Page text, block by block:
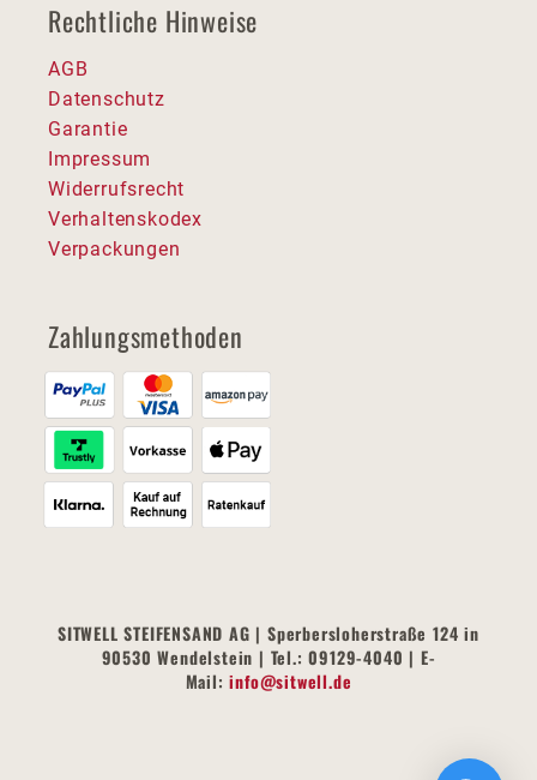
Rechtliche Hinweise
AGB
Datenschutz
Garantie
Impressum
Widerrufsrecht
Verhaltenskodex
Verpackungen
Zahlungsmethoden
SITWELL STEIFENSAND AG | Sperbersloherstraße 124 in
90530 Wendelstein | Tel.: 09129-4040 | E-
Mail:info@sitwell.de